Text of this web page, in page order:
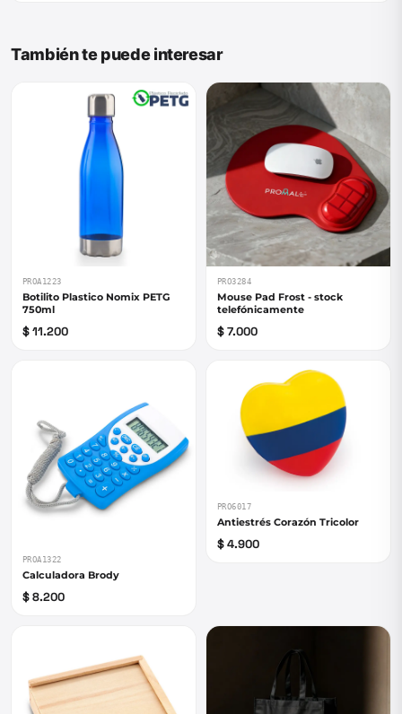
También te puede interesar
PROA1223
Botilito Plastico Nomix PETG
750ml
$ 11.200
PRO3284
Mouse Pad Frost - stock
telefónicamente
$ 7.000
PROA1322
Calculadora Brody
$ 8.200
PRO6017
Antiestrés Corazón Tricolor
$ 4.900